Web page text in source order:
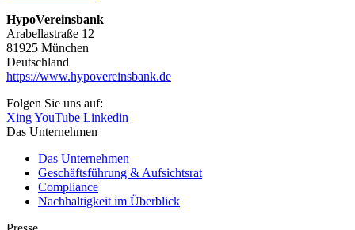
HypoVereinsbank
Arabellastraße 12
81925 München
Deutschland
https://www.hypovereinsbank.de
Folgen Sie uns auf:
XingYouTube Linkedin
Das Unternehmen
Das Unternehmen
Geschäftsführung & Aufsichtsrat
Compliance
Nachhaltigkeit im Überblick